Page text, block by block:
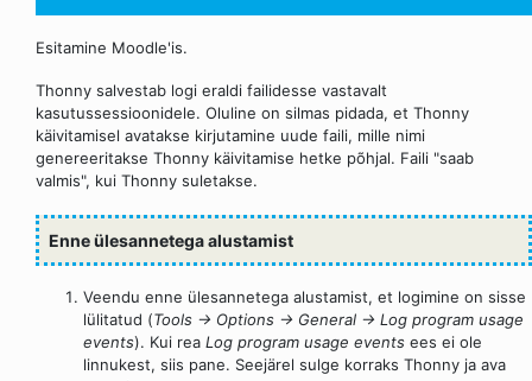
Esitamine Moodle'is.
Thonny salvestab logi eraldi failidesse vastavalt
kasutussessioonidele. Oluline on silmas pidada, et Thonny
käivitamisel avatakse kirjutamine uude faili, mille nimi
genereeritakse Thonny käivitamise hetke põhjal. Faili "saab
valmis", kui Thonny suletakse.
Enne ülesannetega alustamist
Veendu enne ülesannetega alustamist, et logimine on sisse
lülitatud (Tools → Options → General → Log program usage
events). Kui rea Log program usage events ees ei ole
linnukest, siis pane. Seejärel sulge korraks Thonny ja ava